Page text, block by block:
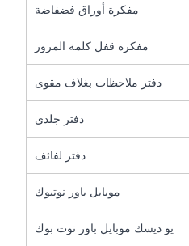
مفكرة أوراق فضفاضة
مفكرة قفل كلمة المرور
دفتر ملاحظات بغلاف مقوى
دفتر جلدي
دفتر لفائف
موبايل باور نوتبوك
يو ديسك موبايل باور نوت بوك